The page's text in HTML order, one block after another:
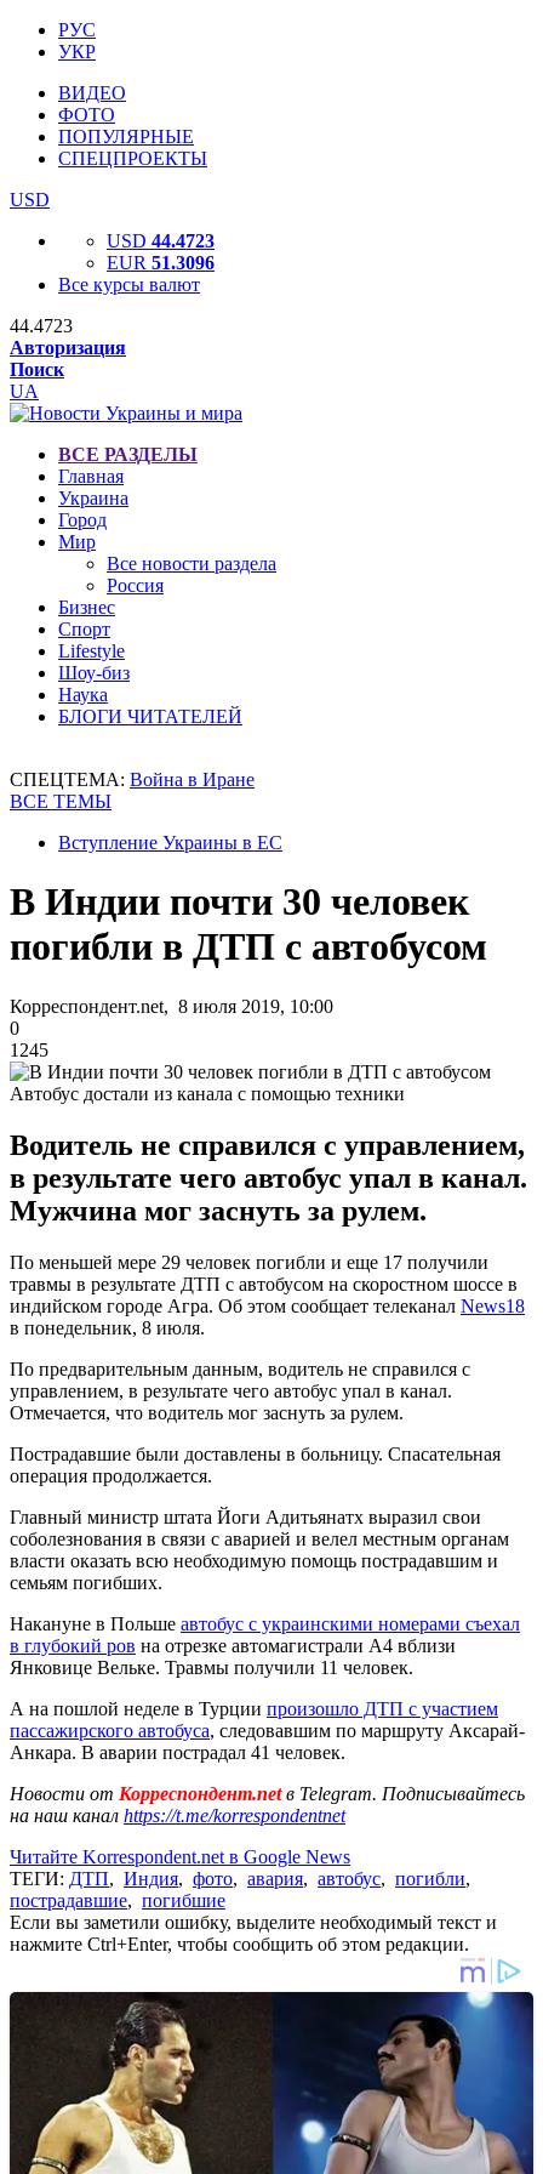
РУС
УКР
ВИДЕО
ФОТО
ПОПУЛЯРНЫЕ
СПЕЦПРОЕКТЫ
USD
USD 44.4723
EUR 51.3096
Все курсы валют
44.4723
Авторизация
Поиск
UA
ВСЕ РАЗДЕЛЫ
Главная
Украина
Город
Мир
Все новости раздела
Россия
Бизнес
Спорт
Lifestyle
Шоу-биз
Наука
БЛОГИ ЧИТАТЕЛЕЙ
СПЕЦТЕМА: Война в Иране
ВСЕ ТЕМЫ
Вступление Украины в ЕС
В Индии почти 30 человек
погибли в ДТП с автобусом
Корреспондент.net, 8 июля 2019, 10:00
0
1245
Автобус достали из канала с помощью техники
Водитель не справился с управлением,
в результате чего автобус упал в канал.
Мужчина мог заснуть за рулем.
По меньшей мере 29 человек погибли и еще 17 получили
травмы в результате ДТП с автобусом на скоростном шоссе в
индийском городе Агра. Об этом сообщает телеканал News18
в понедельник, 8 июля.
По предварительным данным, водитель не справился с
управлением, в результате чего автобус упал в канал.
Отмечается, что водитель мог заснуть за рулем.
Пострадавшие были доставлены в больницу. Спасательная
операция продолжается.
Главный министр штата Йоги Адитьянатх выразил свои
соболезнования в связи с аварией и велел местным органам
власти оказать всю необходимую помощь пострадавшим и
семьям погибших.
Накануне в Польше автобус с украинскими номерами съехал
в глубокий ров на отрезке автомагистрали А4 вблизи
Янковице Вельке. Травмы получили 11 человек.
А на пошлой неделе в Турции произошло ДТП с участием
пассажирского автобуса, следовавшим по маршруту Аксарай-
Анкара. В аварии пострадал 41 человек.
Новости от Корреспондент.netв Telegram. Подписывайтесь
на наш канал https://t.me/korrespondentnet
Читайте Korrespondent.net в Google News
ТЕГИ: ДТП, Индия, фото, авария, автобус, погибли,
пострадавшие, погибшие
Если вы заметили ошибку, выделите необходимый текст и
нажмите Ctrl+Enter, чтобы сообщить об этом редакции.